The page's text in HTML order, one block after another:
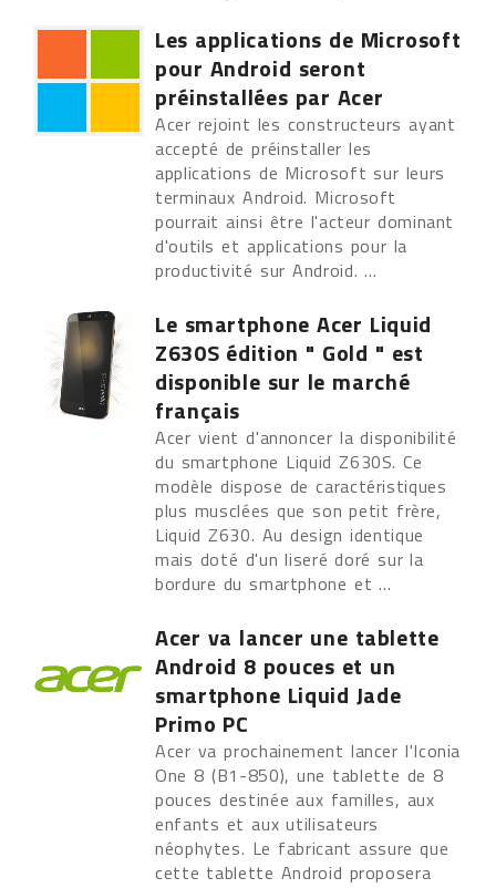
Les applications de Microsoft
pour Android seront
préinstallées par Acer
Acer rejoint les constructeurs ayant
accepté de préinstaller les
applications de Microsoft sur leurs
terminaux Android. Microsoft
pourrait ainsi être l'acteur dominant
d'outils et applications pour la
productivité sur Android. ...
Le smartphone Acer Liquid
Z630S édition " Gold " est
disponible sur le marché
français
Acer vient d'annoncer la disponibilité
du smartphone Liquid Z630S. Ce
modèle dispose de caractéristiques
plus musclées que son petit frère,
Liquid Z630. Au design identique
mais doté d'un liseré doré sur la
bordure du smartphone et ...
Acer va lancer une tablette
Android 8 pouces et un
smartphone Liquid Jade
Primo PC
Acer va prochainement lancer l'Iconia
One 8 (B1-850), une tablette de 8
pouces destinée aux familles, aux
enfants et aux utilisateurs
néophytes. Le fabricant assure que
cette tablette Android proposera